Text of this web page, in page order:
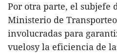
Por otra parte, el subjefe
Ministerio de
involucradas para
vuelosy la eficiencia de